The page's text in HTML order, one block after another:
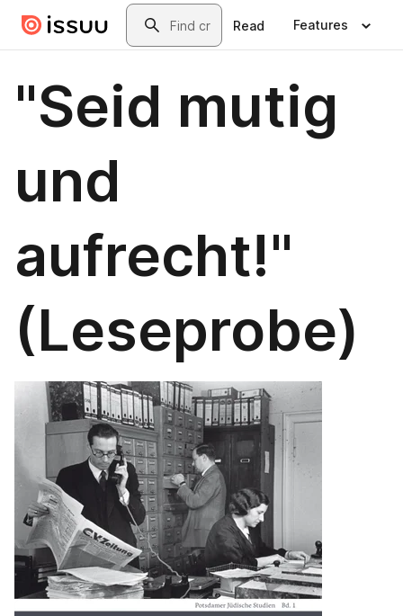
Skip to main contentSearch
Read Features
"Seid mutig
und
aufrecht!"
(Leseprobe)